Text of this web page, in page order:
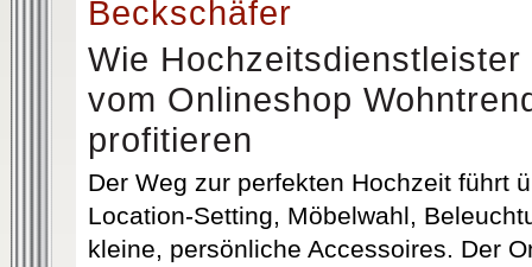
Beckschäfer
Wie
vom Onlineshop
profitieren
Der Weg zur perfekten Hochzeit führt
Location-Setting, Möbelwahl,
kleine, persönliche Accessoires. Der